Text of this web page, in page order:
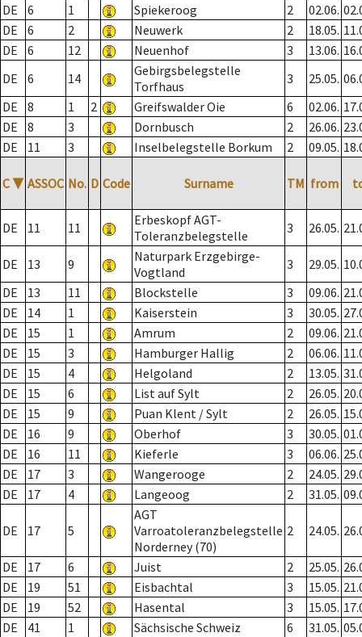
DE
6 1 Spiekeroog 2 02.06.
DE
6 2 Neuwerk 2 18.05.
DE
6 12 Neuenhof 3 13.06.
DE
6 14
Gebirgsbelegstelle
Torfhaus
3 25.05.
DE
8 1 2 Greifswalder Oie 6 02.06.
DE
8 3 Dornbusch 2 26.06.
DE
11 3 Inselbelegstelle Borkum 2 09.05.
C ▼ ASSOC No. D Code Surname TM from
DE 11 11
Erbeskopf AGT-
Toleranzbelegstelle
3 26.05.
DE 13 9
Naturpark Erzgebirge-
Vogtland
3 29.05.
DE
13 11 Blockstelle 3 09.06.
DE
14 1 Kaiserstein 3 30.05.
DE
15 1 Amrum 2 09.06.
DE
15 3 Hamburger Hallig 2 06.06.
DE
15 4 Helgoland 2 13.05.
DE
15 6 List auf Sylt 2 26.05.
DE
15 9 Puan Klent / Sylt 2 26.05.
DE
16 9 Oberhof 3 30.05.
DE
16 11 Kieferle 3 06.06.
DE
17 3 Wangerooge 2 24.05.
DE
17 4 Langeoog 2 31.05.
DE 17 5
AGT
Varroatoleranzbelegstelle
Norderney (70)
2 24.05.
DE 17 6 Juist 2 25.05.
DE
19 51 Eisbachtal 3 15.05.
DE
19 52 Hasental 3 15.05.
DE
41 1 Sächsische Schweiz 6 31.05.